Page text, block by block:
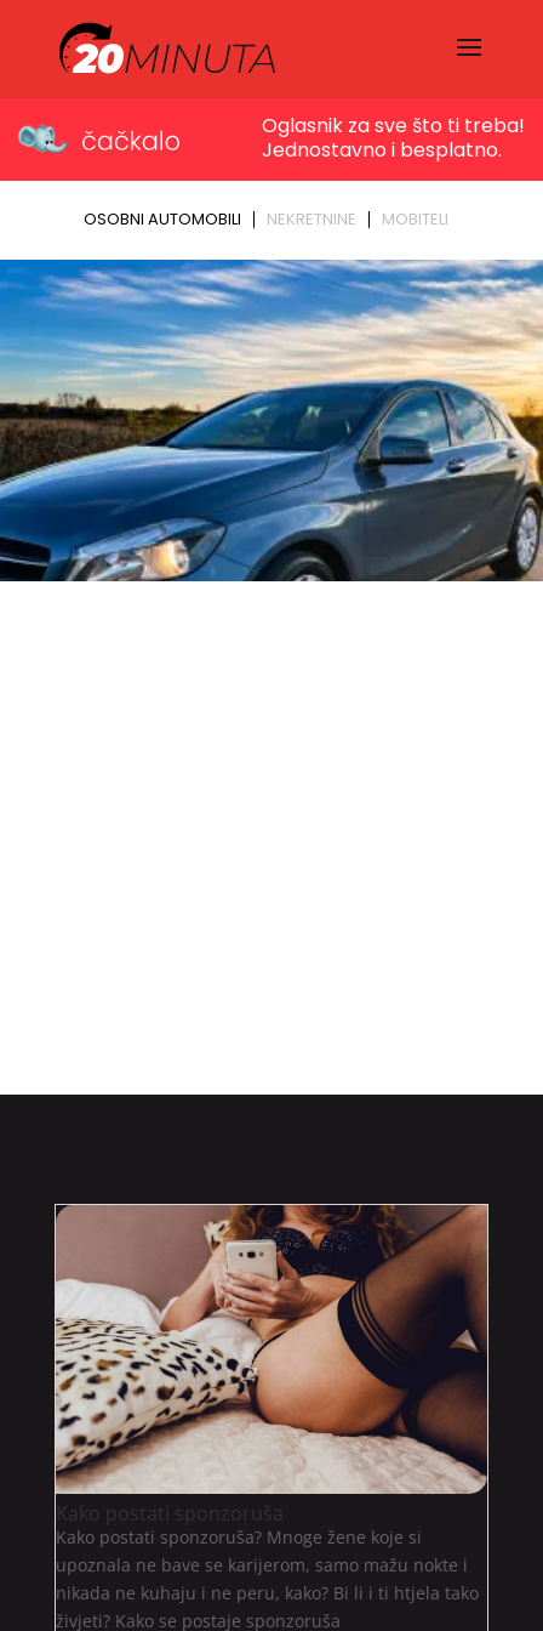
Kako postati sponzoruša
Kako postati sponzoruša? Mnoge žene koje si
upoznala ne bave se karijerom, samo mažu nokte i
nikada ne kuhaju i ne peru, kako? Bi li i ti htjela tako
živjeti? Kako se postaje sponzoruša